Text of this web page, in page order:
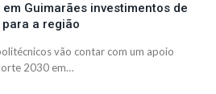
em Guimarães investimentos de
a região
vão contar com um apoio
2030 em…